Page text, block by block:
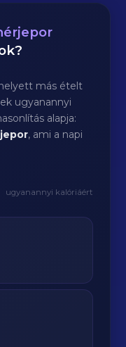
más ételt
ugyanannyi
alapja:
, ami a napi
ugyanannyi kalóriáért